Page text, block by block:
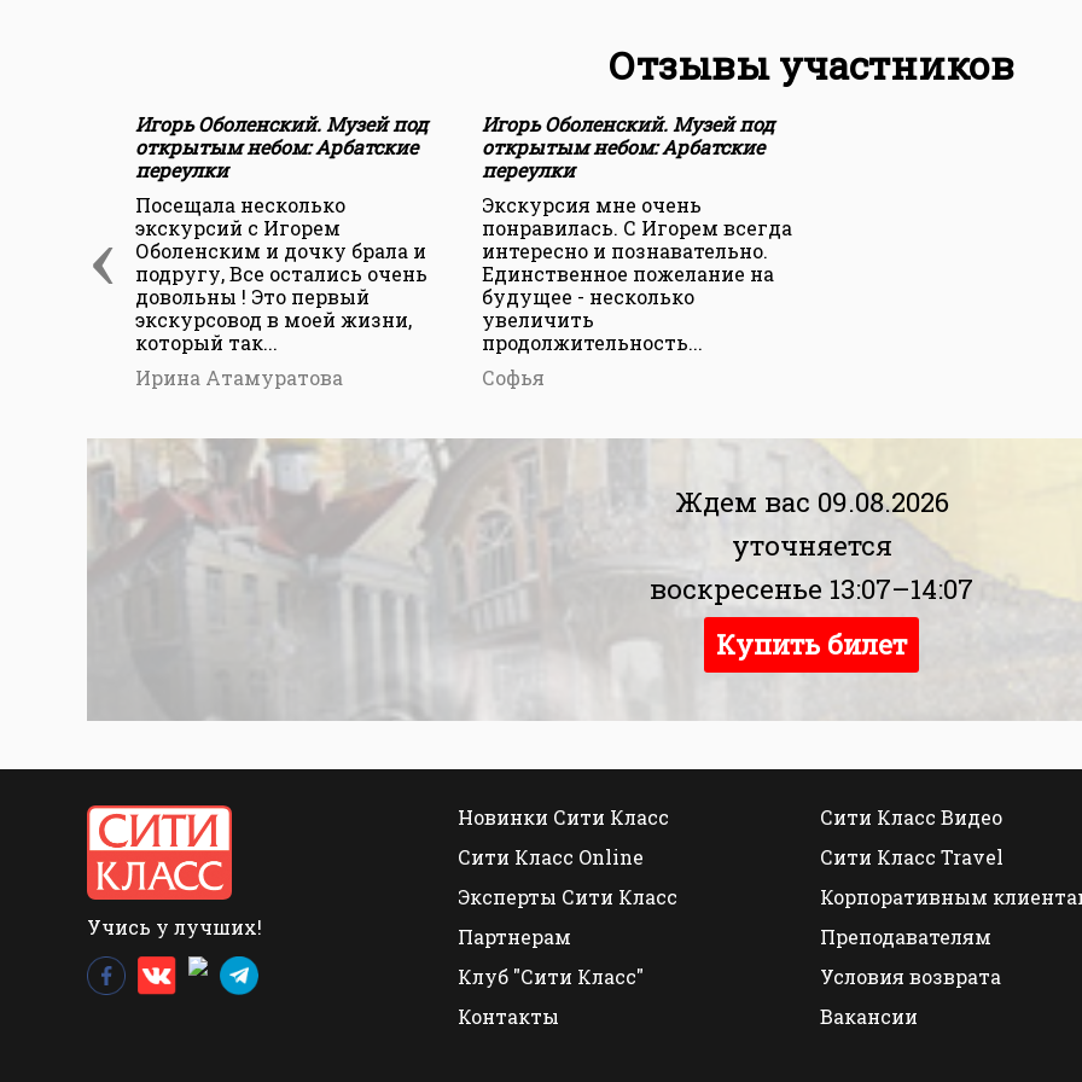
Отзывы участников
‹
Игорь Оболенский. Музей под
открытым небом: Арбатские
переулки
Посещала несколько
экскурсий с Игорем
Оболенским и дочку брала и
подругу, Все остались очень
довольны ! Это первый
экскурсовод в моей жизни,
который так...
Ирина Атамуратова
Игорь Оболенский. Музей под
открытым небом: Арбатские
переулки
Экскурсия мне очень
понравилась. С Игорем всегда
интересно и познавательно.
Единственное пожелание на
будущее - несколько
увеличить
продолжительность...
Софья
Ждем вас 09.08.2026
уточняется
воскресенье 13:07–14:07
Купить билет
Учись у лучших!
Новинки Сити Класс
Сити Класс Видео
Сити Класс Online
Сити Класс Travel
Эксперты Сити Класс
Корпоративным
Партнерам
Преподавателям
Клуб "Сити Класс"
Условия возврата
Контакты
Вакансии